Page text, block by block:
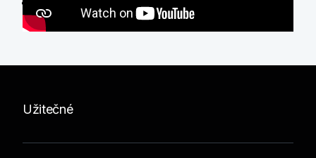
pokoronavirové
Užitečné